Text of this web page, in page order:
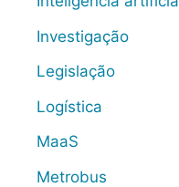
Investigação
Legislação
Logística
MaaS
Metrobus